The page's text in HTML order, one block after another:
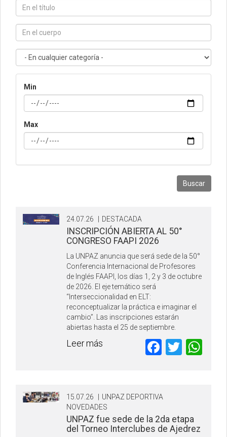
Min
Max
Buscar
24.07.26 DESTACADA
INSCRIPCIÓN ABIERTA AL 50°
CONGRESO FAAPI 2026
La UNPAZ anuncia que será sede de la 50°
Conferencia Internacional de Profesores
de Inglés FAAPI, los días 1, 2 y 3 de octubre
de 2026. El eje temático será
“Interseccionalidad en ELT:
reconceptualizar la práctica e imaginar el
cambio”. Las inscripciones estarán
abiertas hasta el 25 de septiembre.
Leer más
15.07.26
UNPAZ DEPORTIVA
NOVEDADES
UNPAZ fue sede de la 2da etapa
del Torneo Interclubes de Ajedrez